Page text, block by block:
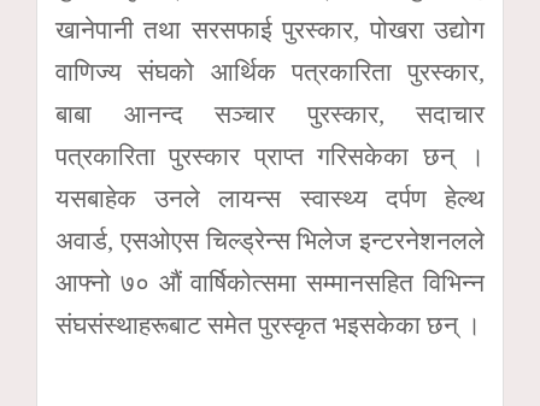
खानेपानी तथा सरसफाई पुरस्कार, पोखरा उद्योग
वाणिज्य संघको आर्थिक पत्रकारिता पुरस्कार,
बाबा आनन्द सञ्चार पुरस्कार, सदाचार
पत्रकारिता पुरस्कार प्राप्त गरिसकेका छन् ।
यसबाहेक उनले लायन्स स्वास्थ्य दर्पण हेल्थ
अवार्ड, एसओएस चिल्ड्रेन्स भिलेज इन्टरनेशनलले
आफ्नो ७० औं वार्षिकोत्समा सम्मानसहित विभिन्न
संघसंस्थाहरूबाट समेत पुरस्कृत भइसकेका छन् ।